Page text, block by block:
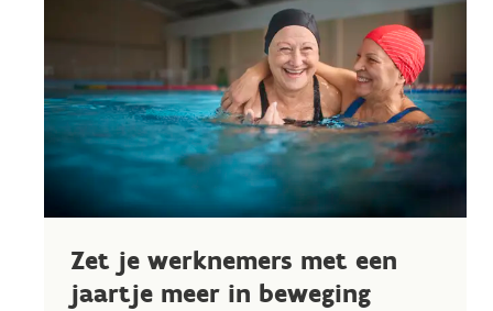
Zet je werknemers met een
jaartje meer in beweging